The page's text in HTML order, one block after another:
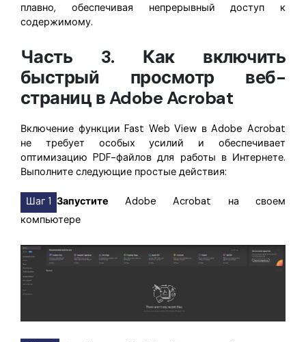
плавно, обеспечивая непрерывный доступ к
содержимому.
Часть 3. Как включить
быстрый просмотр веб-
страниц в Adobe Acrobat
Включение функции Fast Web View в Adobe Acrobat
не требует особых усилий и обеспечивает
оптимизацию PDF-файлов для работы в Интернете.
Выполните следующие простые действия:
Шаг 1 Запустите Adobe Acrobat на своем
компьютере